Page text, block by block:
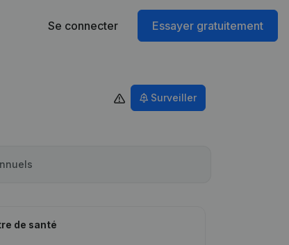
Se connecter Essayer gratuitement
Surveiller
de santé